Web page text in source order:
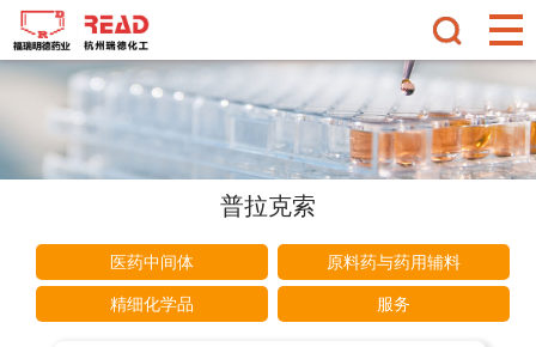
普拉克索
医药中间体 原料药与药用辅料
精细化学品 服务